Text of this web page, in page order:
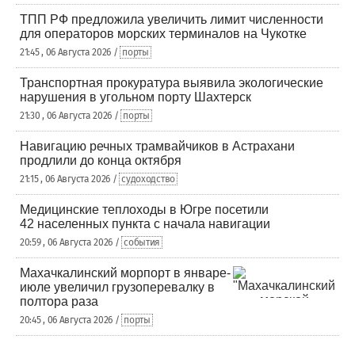
ТПП РФ предложила увеличить лимит численности
для операторов морских терминалов на Чукотке
21:45 , 06 Августа 2026 / порты
Транспортная прокуратура выявила экологические
нарушения в угольном порту Шахтерск
21:30 , 06 Августа 2026 / порты
Навигацию речных трамвайчиков в Астрахани
продлили до конца октября
21:15 , 06 Августа 2026 / судоходство
Медицинские теплоходы в Югре посетили
42 населенных пункта с начала навигации
20:59 , 06 Августа 2026 / события
Махачкалинский морпорт в январе-
июле увеличил грузоперевалку в
полтора раза
20:45 , 06 Августа 2026 / порты